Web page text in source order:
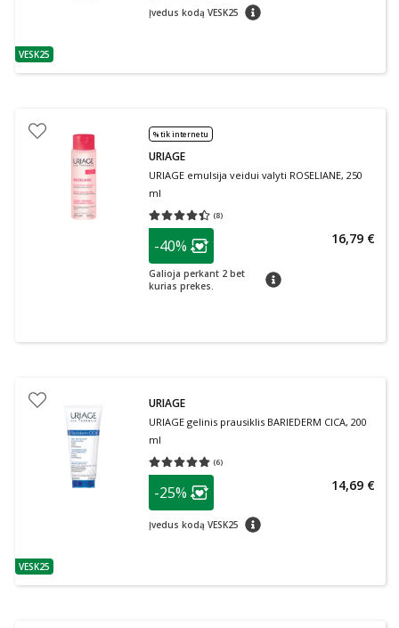
patarimas
VESK25
Įvedus kodą VESK25 patarimas
% tik internetu
URIAGE
URIAGE emulsija veidui valyti ROSELIANE, 250
ml
(8)
Vidutinis įvertinimas 4.38
patarimas
Lojalumo klubo narių nuolaida
-40%
Galioja perkant 2 bet
kurias prekes.
patarimas
16,79 €
patarimas
VESK25
URIAGE
URIAGE gelinis prausiklis BARIEDERM CICA, 200
ml
(6)
Vidutinis įvertinimas 5.00
patarimas
Lojalumo klubo narių nuolaida
-25%
Įvedus kodą VESK25 patarimas
14,69 €